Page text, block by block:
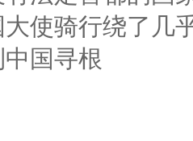
使骑行绕了几
国寻根